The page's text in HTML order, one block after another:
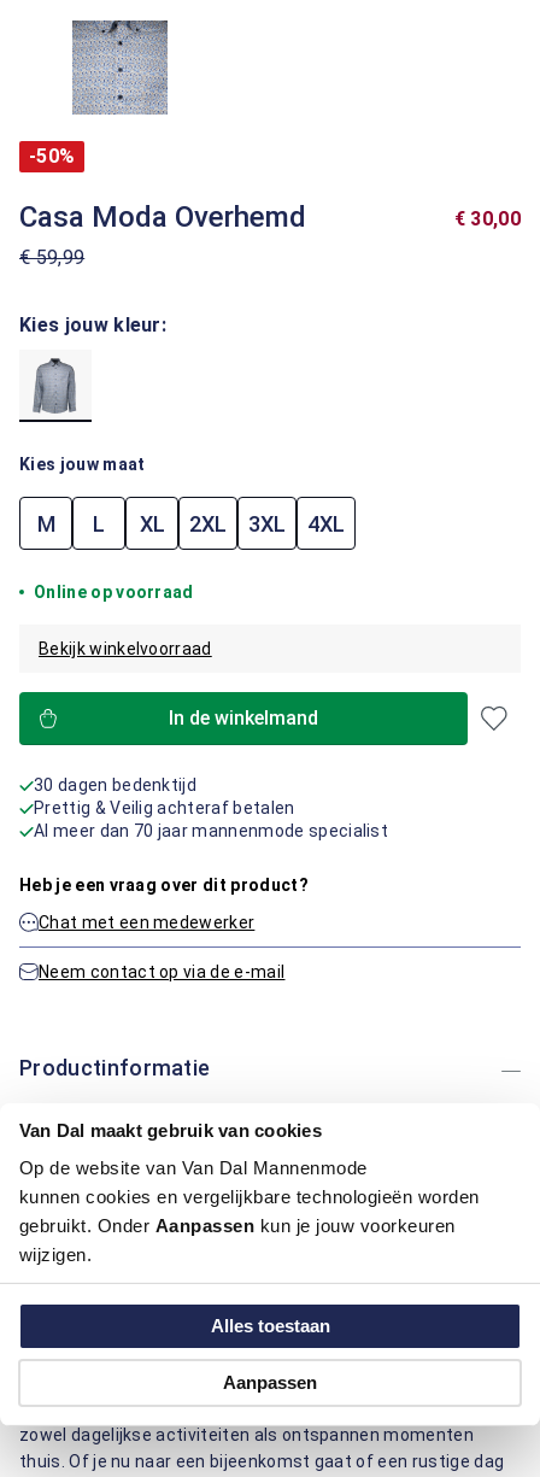
Van Dal maakt gebruik van cookies
Op de website van Van Dal Mannenmode
kunnen cookies en vergelijkbare technologieën worden
gebruikt. Onder Aanpassen kun je jouw voorkeuren
wijzigen.
Alles toestaan
Aanpassen
-50%
Casa Moda Overhemd
€ 59,99
€ 30,00
Kies jouw kleur:
Kies jouw maat
M L XL 2XL 3XL 4XL
Online op voorraad
Bekijk winkelvoorraad
In de winkelmand
30 dagen bedenktijd
Prettig & Veilig achteraf betalen
Al meer dan 70 jaar mannenmode specialist
Heb je een vraag over dit product?
Chat met een medewerker
Neem contact op via de e-mail
Productinformatie
Artikelnummer
1016267-29
Kleur:
Blauw/Navy, Blauw Mix
Materiaal:
Casual Fit
Motief:
Grafisch motief
Dit overhemd van Casa Moda combineert een button-down
boord met een grafisch patroon voor een unieke uitstraling.
Gemaakt van 100% katoen, biedt het een comfortabel
draaggevoel en ademend vermogen. De regular fit pasvorm
zorgt voor een nette en ontspannen uitstraling. Ideaal voor
zowel dagelijkse activiteiten als ontspannen momenten
thuis. Of je nu naar een bijeenkomst gaat of een rustige dag